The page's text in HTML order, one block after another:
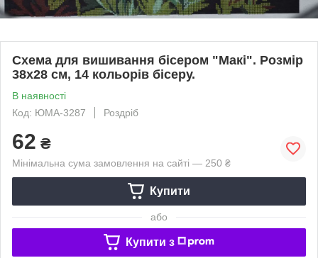
Схема для вишивання бісером "Макі". Розмір
38x28 см, 14 кольорів бісеру.
В наявності
Код: ЮМА-3287
Роздріб
62 ₴
Мінімальна сума замовлення на сайті — 250 ₴
Купити
або
Купити з